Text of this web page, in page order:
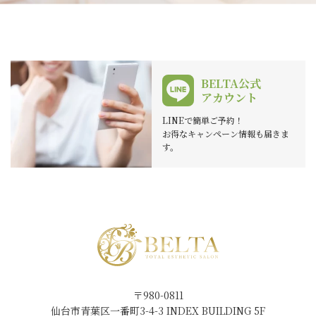
BELTA公式
アカウント
LINEで簡単ご予約！
お得なキャンペーン情報も届きま
す。
〒980-0811
仙台市青葉区一番町3-4-3 INDEX BUILDING 5F